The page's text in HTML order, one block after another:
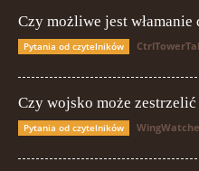
Czy możliwe jest
Pytania od czytelników
Czy wojsko może
Pytania od czytelników